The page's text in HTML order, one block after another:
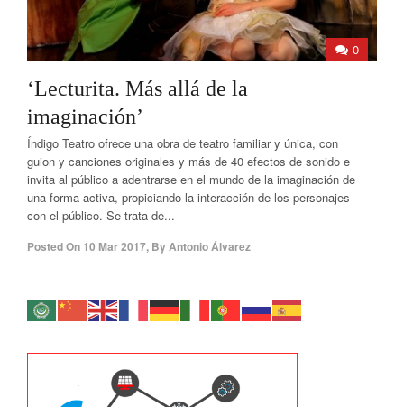
0
‘Lecturita. Más allá de la
imaginación’
Índigo Teatro ofrece una obra de teatro familiar y única, con
guion y canciones originales y más de 40 efectos de sonido e
invita al público a adentrarse en el mundo de la imaginación de
una forma activa, propiciando la interacción de los personajes
con el público. Se trata de...
Posted On 10 Mar 2017, ByAntonio Álvarez